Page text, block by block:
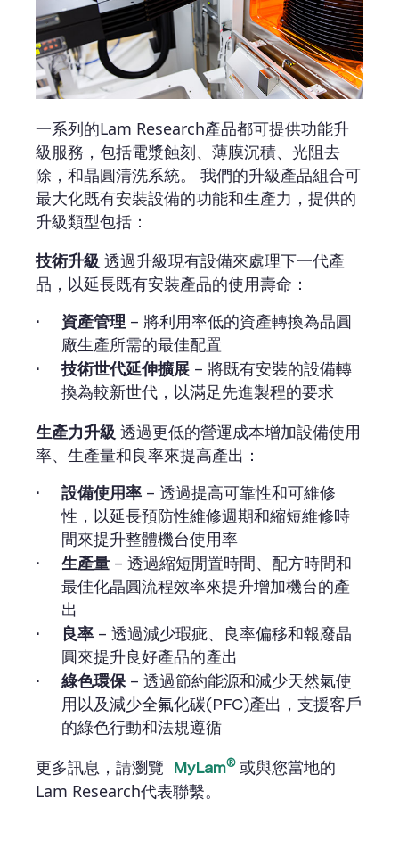
一系列的Lam Research產品都可提供功能升
級服務，包括電漿蝕刻、薄膜沉積、光阻去
除，和晶圓清洗系統。 我們的升級產品組合可
最大化既有安裝設備的功能和生產力，提供的
升級類型包括：
技術升級 透過升級現有設備來處理下一代產
品，以延長既有安裝產品的使用壽命：
資產管理 – 將利用率低的資產轉換為晶圓
廠生產所需的最佳配置
技術世代延伸擴展 – 將既有安裝的設備轉
換為較新世代，以滿足先進製程的要求
生產力升級 透過更低的營運成本增加設備使用
率、生產量和良率來提高產出：
設備使用率 – 透過提高可靠性和可維修
性，以延長預防性維修週期和縮短維修時
間來提升整體機台使用率
生產量 – 透過縮短閒置時間、配方時間和
最佳化晶圓流程效率來提升增加機台的產
出
良率 – 透過減少瑕疵、良率偏移和報廢晶
圓來提升良好產品的產出
綠色環保 – 透過節約能源和減少天然氣使
用以及減少全氟化碳(PFC)產出，支援客戶
的綠色行動和法規遵循
更多訊息，請瀏覽 MyLam®或與您當地的
Lam Research代表聯繫。